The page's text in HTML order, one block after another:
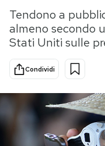
Scienza
Cultura
Sport
PODCAST
Tendono a
almeno secondo
Stati Uniti sulle
Condividi